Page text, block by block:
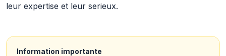
leur expertise et leur serieux.
Information importante